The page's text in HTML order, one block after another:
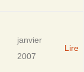
janvier
2007
Lire